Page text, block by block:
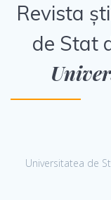
Revista
de Stat
Universitatea de